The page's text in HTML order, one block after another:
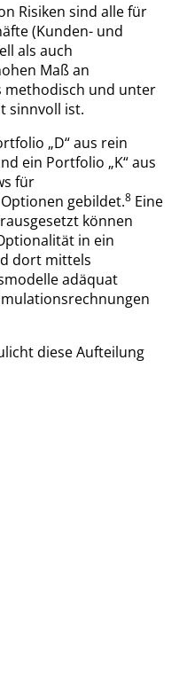
Risiken sind alle für
(Kunden- und
als auch
Maß an
methodisch und unter
sinnvoll ist.
„D“ aus rein
ein Portfolio „K“ aus
für
gebildet.8 Eine
können
in ein
dort mittels
adäquat
diese Aufteilung